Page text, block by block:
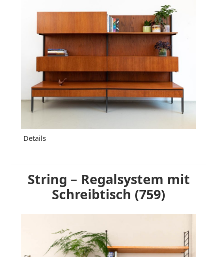
Details
String – Regalsystem mit
Schreibtisch (759)